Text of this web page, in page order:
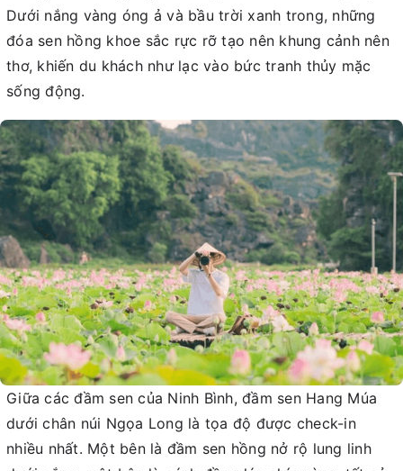
Dưới nắng vàng óng ả và bầu trời xanh trong, những
đóa sen hồng khoe sắc rực rỡ tạo nên khung cảnh nên
thơ, khiến du khách như lạc vào bức tranh thủy mặc
sống động.
Giữa các đầm sen của Ninh Bình, đầm sen Hang Múa
dưới chân núi Ngọa Long là tọa độ được check-in
nhiều nhất. Một bên là đầm sen hồng nở rộ lung linh